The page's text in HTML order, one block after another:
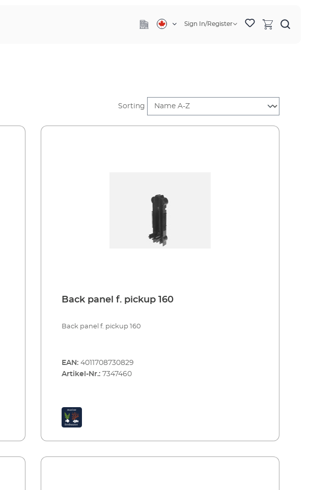
Sign In/Register
Sorting
Back panel f. pickup 160
Back panel f. pickup 160
EAN: 4011708730829
Artikel-Nr.: 7347460